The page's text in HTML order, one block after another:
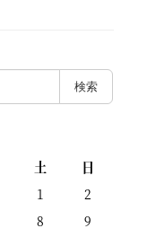
検索
土
日
1
2
8
9